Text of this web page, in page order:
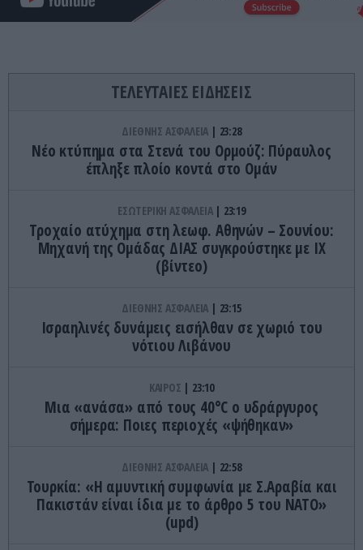
ΤΕΛΕΥΤΑΙΕΣ ΕΙΔΗΣΕΙΣ
ΔΙΕΘΝΗΣ ΑΣΦΑΛΕΙΑ 23:28
Νέο κτύπημα στα Στενά του Ορμούζ: Πύραυλος
έπληξε πλοίο κοντά στο Ομάν
ΕΣΩΤΕΡΙΚΗ ΑΣΦΑΛΕΙΑ 23:19
Τροχαίο ατύχημα στη λεωφ. Αθηνών – Σουνίου:
Μηχανή της Ομάδας ΔΙΑΣ συγκρούστηκε με ΙΧ
(βίντεο)
ΔΙΕΘΝΗΣ ΑΣΦΑΛΕΙΑ 23:15
Ισραηλινές δυνάμεις εισήλθαν σε χωριό του
νότιου Λιβάνου
ΚΑΙΡΟΣ 23:10
Μια «ανάσα» από τους 40°C ο υδράργυρος
σήμερα: Ποιες περιοχές «ψήθηκαν»
ΔΙΕΘΝΗΣ ΑΣΦΑΛΕΙΑ 22:58
Τουρκία: «Η αμυντική συμφωνία με Σ.Αραβία και
Πακιστάν είναι ίδια με το άρθρο 5 του ΝΑΤΟ»
(upd)